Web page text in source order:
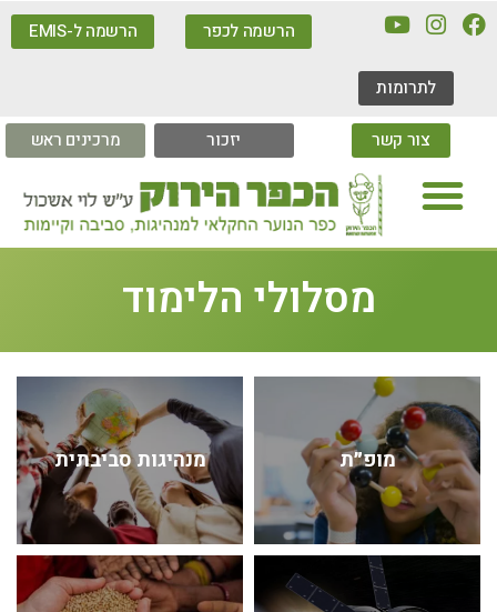
לתרומות
הרשמה לכפר הרשמה ל-EMIS
צור קשר יזכור מרכינים ראש
מסלולי הלימוד
מופ״ת מנהיגות סביבתית